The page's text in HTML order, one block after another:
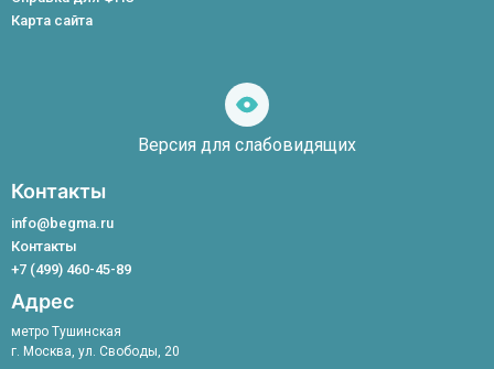
Возрастные изменения
Варикоз рук
Терапевтический ангиогенез
Лечение сосудистых звездочек
Мануальный терапевт
Ортопед-травматолог
Уролог
Физиотерапевт
Флеболог
Хирург
Эндокринолог
Статьи
Постановление Правительства РФ от 04.10.2012 № 1006
Карта сайта
инструменты
для
слабовидящих
Версия для слабовидящих
Контакты
info@begma.ru
Контакты
+7 (499) 460-45-89
Адрес
метро Тушинская
г. Москва, ул. Свободы, 20